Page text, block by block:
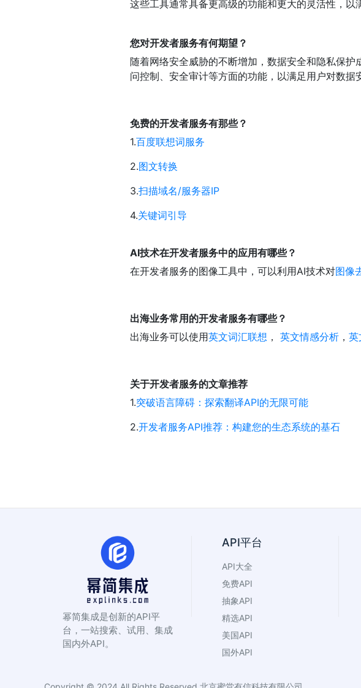
这些工具通常具备更高级的功能和更大的灵活性，以
您对开发者服务有何期望？
随着网络安全威胁的不断增加，数据安全和隐私保
问控制、安全审计等方面的功能，以满足用户对数据
免费的开发者服务有那些？
1.百度联想词服务
2.图文转换
3.扫描域名/服务器IP
4.关键词引导
AI技术在开发者服务中的应用有哪些？
在开发者服务的图像工具中，可以利用AI技术对图像
出海业务常用的开发者服务有哪些？
出海业务可以使用英文词汇联想 ， 英文情感分析 ， 英
关于开发者服务的文章推荐
1.突破语言障碍：探索翻译API的无限可能
2.开发者服务API推荐：构建您的生态系统的基石
幂简集成是创新的API平
台，一站搜索、试用、集成
国内外API。
API平台
API大全
免费API
抽象API
精选API
美国API
国外API